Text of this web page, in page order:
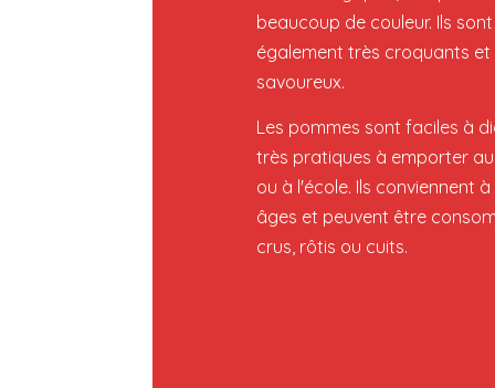
beaucoup de couleur. Ils sont
également très croquants et
savoureux.
Les pommes sont faciles à
très pratiques à emporter
ou à l'école. Ils conviennent
âges et peuvent être
crus, rôtis ou cuits.